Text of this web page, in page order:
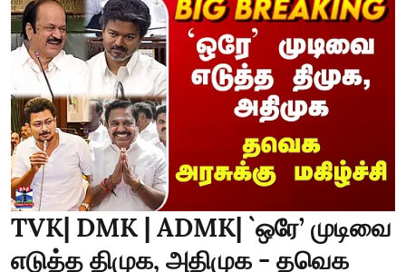
TVK| DMK | ADMK| `ஒரே’ முடிவை
எடுத்த திமுக, அதிமுக - தவெக